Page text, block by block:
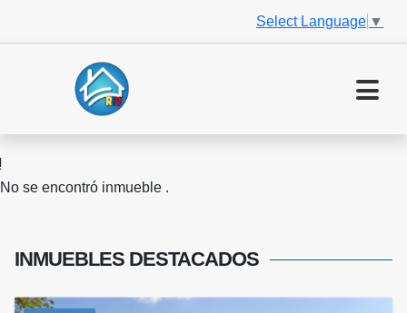
Select Language ▼
No se encontró inmueble .
INMUEBLES DESTACADOS